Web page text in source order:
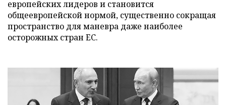
европейских лидеров и становится
общеевропейской нормой, существенно сокращая
пространство для маневра даже наиболее
осторожных стран ЕС.